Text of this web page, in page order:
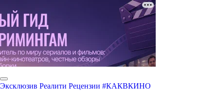
Эксклюзив Реалити Рецензии #КАКВКИНО